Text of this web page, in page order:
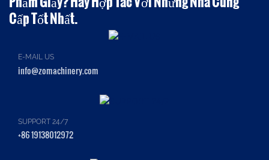
Cấp Tốt Nhất.
E-MAIL US
info@zomachinery.com
SUPPORT 24/7
+86 19138012972